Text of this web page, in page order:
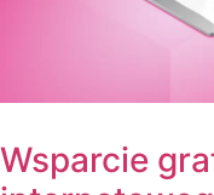
Wsparcie